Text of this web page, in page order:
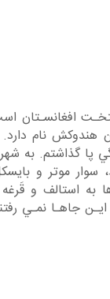
افغانسـتان
هندوكش نام
پا گذاشتم. به
موتر و
به استالف و
جاهـا نمـي